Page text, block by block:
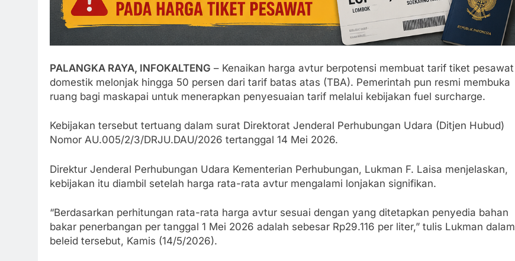
PALANGKA RAYA, INFOKALTENG – Kenaikan harga avtur berpotensi membuat tarif tiket pesawat
domestik melonjak hingga 50 persen dari tarif batas atas (TBA). Pemerintah pun resmi membuka
ruang bagi maskapai untuk menerapkan penyesuaian tarif melalui kebijakan fuel surcharge.
Kebijakan tersebut tertuang dalam surat Direktorat Jenderal Perhubungan Udara (Ditjen Hubud)
Nomor AU.005/2/3/DRJU.DAU/2026 tertanggal 14 Mei 2026.
Direktur Jenderal Perhubungan Udara Kementerian Perhubungan, Lukman F. Laisa menjelaskan,
kebijakan itu diambil setelah harga rata-rata avtur mengalami lonjakan signifikan.
“Berdasarkan perhitungan rata-rata harga avtur sesuai dengan yang ditetapkan penyedia bahan
bakar penerbangan per tanggal 1 Mei 2026 adalah sebesar Rp29.116 per liter,” tulis Lukman dalam
beleid tersebut, Kamis (14/5/2026).